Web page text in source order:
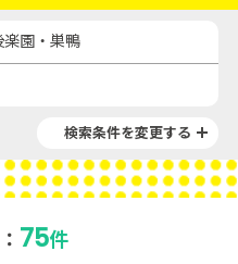
園・巣鴨
検索条件を変更する
75件